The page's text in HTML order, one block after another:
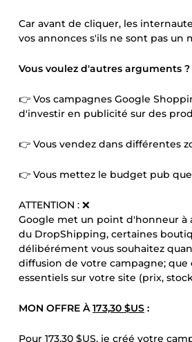
Car avant de cliquer, les
vos annonces s'ils ne sont pas un
Vous voulez d'autres arguments ?
👉 Vos campagnes Google
d'investir en publicité sur des
👉 Vous vendez dans différentes
👉 Vous mettez le budget pub
ATTENTION : ❌
Google met un point d'honneur à
du DropShipping, certaines
délibérément vous souhaitez
diffusion de votre campagne;
essentiels sur votre site (prix,
MON OFFRE À173,30 $US :
Pour 173,30 $US, je créé votre